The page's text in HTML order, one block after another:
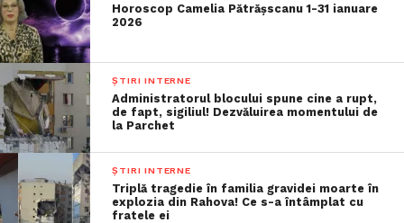
Horoscop Camelia Pătrășscanu 1-31 ianuare
2026
ȘTIRI INTERNE
Administratorul blocului spune cine a rupt,
de fapt, sigiliul! Dezvăluirea momentului de
la Parchet
ȘTIRI INTERNE
Triplă tragedie în familia gravidei moarte în
explozia din Rahova! Ce s-a întâmplat cu
fratele ei